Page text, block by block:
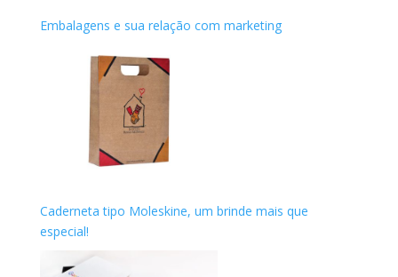
Embalagens e sua relação com marketing
Caderneta tipo Moleskine, um brinde mais que
especial!